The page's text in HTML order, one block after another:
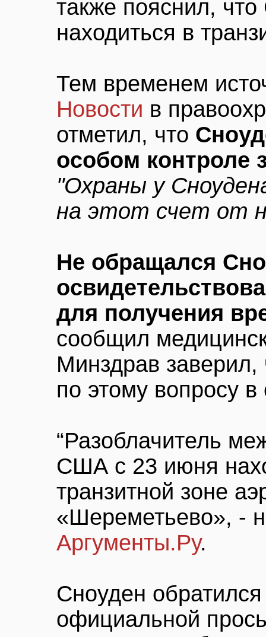
также пояснил,
находиться в
Тем временем
Новости в
отметил, что
особом контроле
"Охраны у
на этот счет от
Не обращался
для получения
сообщил
Минздрав заверил,
по этому вопросу
“Разоблачитель
США с 23 июня
транзитной зоне
«Шереметьево», -
Аргументы.Ру.
Сноуден
официальной